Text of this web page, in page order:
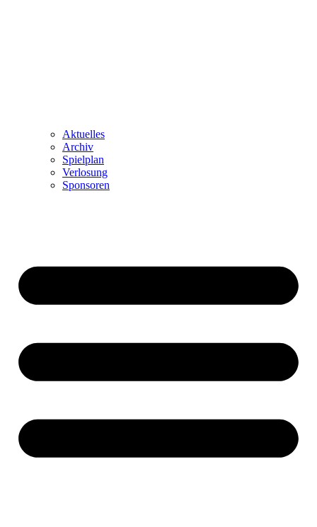
Aktuelles
Archiv
Spielplan
Verlosung
Sponsoren